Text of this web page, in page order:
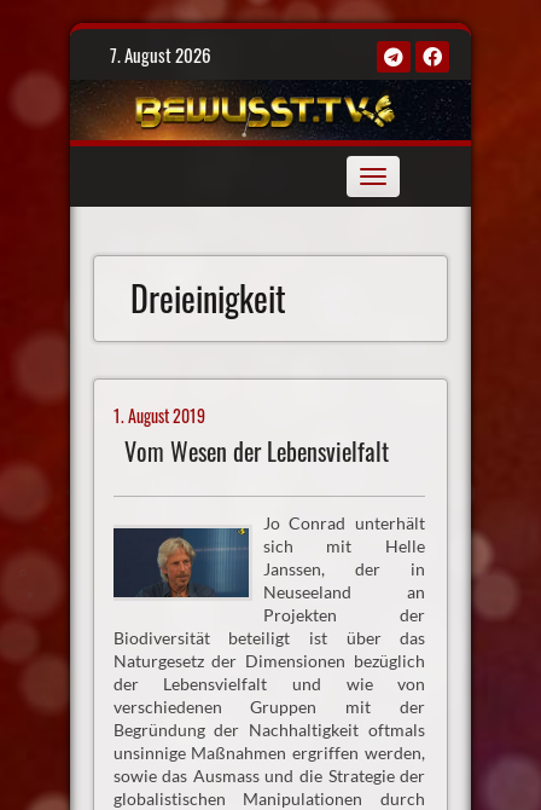
Skip
7. August 2026
Toggle
navigation
Dreieinigkeit
1. August 2019
Vom Wesen der Lebensvielfalt
Jo Conrad unterhält
sich mit Helle
Janssen, der in
Neuseeland an
Projekten der
Biodiversität beteiligt ist über das
Naturgesetz der Dimensionen bezüglich
der Lebensvielfalt und wie von
verschiedenen Gruppen mit der
Begründung der Nachhaltigkeit oftmals
unsinnige Maßnahmen ergriffen werden,
sowie das Ausmass und die Strategie der
globalistischen Manipulationen durch